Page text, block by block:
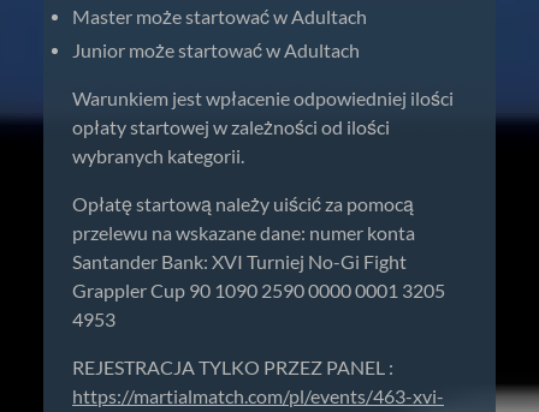
Master może startować w Adultach
Junior może startować w Adultach
Warunkiem jest wpłacenie odpowiedniej ilości
opłaty startowej w zależności od ilości
wybranych kategorii.
Opłatę startową należy uiścić za pomocą
przelewu na wskazane dane: numer konta
Santander Bank: XVI Turniej No-Gi Fight
Grappler Cup 90 1090 2590 0000 0001 3205
4953
REJESTRACJA TYLKO PRZEZ PANEL :
https://martialmatch.com/pl/events/463-xvi-